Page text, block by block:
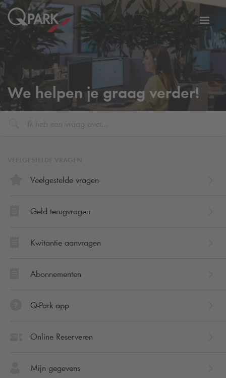
We helpen je graag verder!
Veelgestelde vragen
Geld terugvragen
Kwitantie aanvragen
Abonnementen
Q-Park app
Online Reserveren
Mijn gegevens